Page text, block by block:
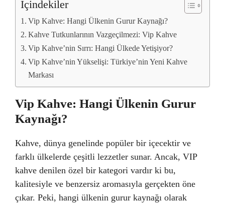
İçindekiler
Vip Kahve: Hangi Ülkenin Gurur Kaynağı?
Kahve Tutkunlarının Vazgeçilmezi: Vip Kahve
Vip Kahve’nin Sırrı: Hangi Ülkede Yetişiyor?
Vip Kahve’nin Yükselişi: Türkiye’nin Yeni Kahve
Markası
Vip Kahve: Hangi Ülkenin Gurur
Kaynağı?
Kahve, dünya genelinde popüler bir içecektir ve
farklı ülkelerde çeşitli lezzetler sunar. Ancak, VIP
kahve denilen özel bir kategori vardır ki bu,
kalitesiyle ve benzersiz aromasıyla gerçekten öne
çıkar. Peki, hangi ülkenin gurur kaynağı olarak